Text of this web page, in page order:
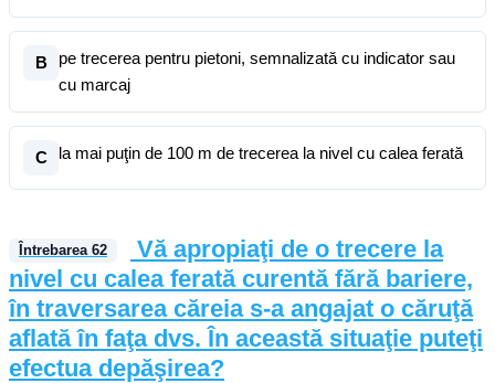
B
pe trecerea pentru pietoni, semnalizată cu indicator sau
cu marcaj
C la mai puţin de 100 m de trecerea la nivel cu calea ferată
Întrebarea 62
Vă apropiaţi de o trecere la
nivel cu calea ferată curentă fără bariere,
în traversarea căreia s-a angajat o căruţă
aflată în faţa dvs. În această situaţie puteţi
efectua depăşirea?